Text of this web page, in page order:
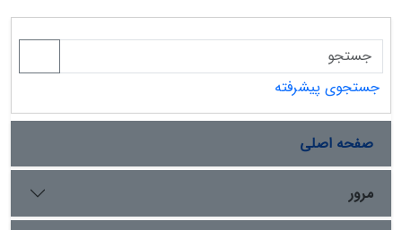
مدرسه دولتی و ملی در تهران و شهرهای بزرگ شد. اگرچه این
مدارس نقشی اساسی در افزایش سواد عمومی ایفا کردند؛اما
ساختار و محتوای آموزشی آنها با چالش‌های عمیقی همراه
بود. این پژوهش با روش توصیفی-تحلیلی و با استناد به
منابعی چون خاطرات شخصی، اسناد تاریخی وزارت معارف،
نشریات دوره قاجار و پژوهش‌های علمی، به بررسی این
ناکارآمدی‌ها می‌پردازد. یافته‌ها نشان می‌دهد که نبود نظارت
متمرکز، عدم اجرای قوانین مصوب، بی‌توجهی به آموزش
ابتدایی، کمبود سرمایه مشخص،انتخاب مدیران بر اساس
روابط شخصی به جای شایستگی، تداوم روش‌های سنتی
جستجوی پیشرفته
صفحه اصلی
مرور